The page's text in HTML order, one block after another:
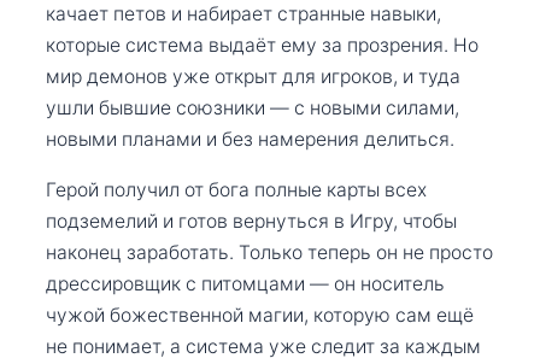
качает петов и набирает странные навыки,
которые система выдаёт ему за прозрения. Но
мир демонов уже открыт для игроков, и туда
ушли бывшие союзники — с новыми силами,
новыми планами и без намерения делиться.
Герой получил от бога полные карты всех
подземелий и готов вернуться в Игру, чтобы
наконец заработать. Только теперь он не просто
дрессировщик с питомцами — он носитель
чужой божественной магии, которую сам ещё
не понимает, а система уже следит за каждым